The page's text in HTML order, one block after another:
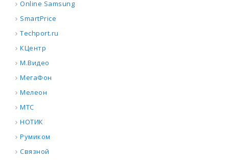
Online Samsung
SmartPrice
Techport.ru
КЦентр
М.Видео
МегаФон
Мелеон
МТС
НОТИК
Румиком
Связной